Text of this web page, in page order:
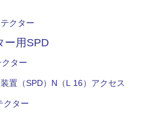
クター
ー用SPD
ター
置（SPD）N（L 16）アクセス
クター